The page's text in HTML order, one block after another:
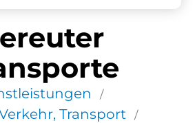
/
Transport /